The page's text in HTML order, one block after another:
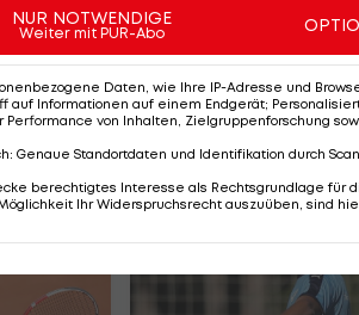
die kommenden drei Saisonen
Coach Laurent Blanc soll der
NUR NOTWENDIGE
Weiter mit PUR-Abo
Daten, wie Ihre IP-Adresse und
auf Informationen auf einem Endgerät;
von Inhalten, Zielgruppenforschung
: Genaue Standortdaten und Identifikation durch
berechtigtes Interesse als Rechtsgrundlage für
Ihr Widerspruchsrecht auszuüben, sind